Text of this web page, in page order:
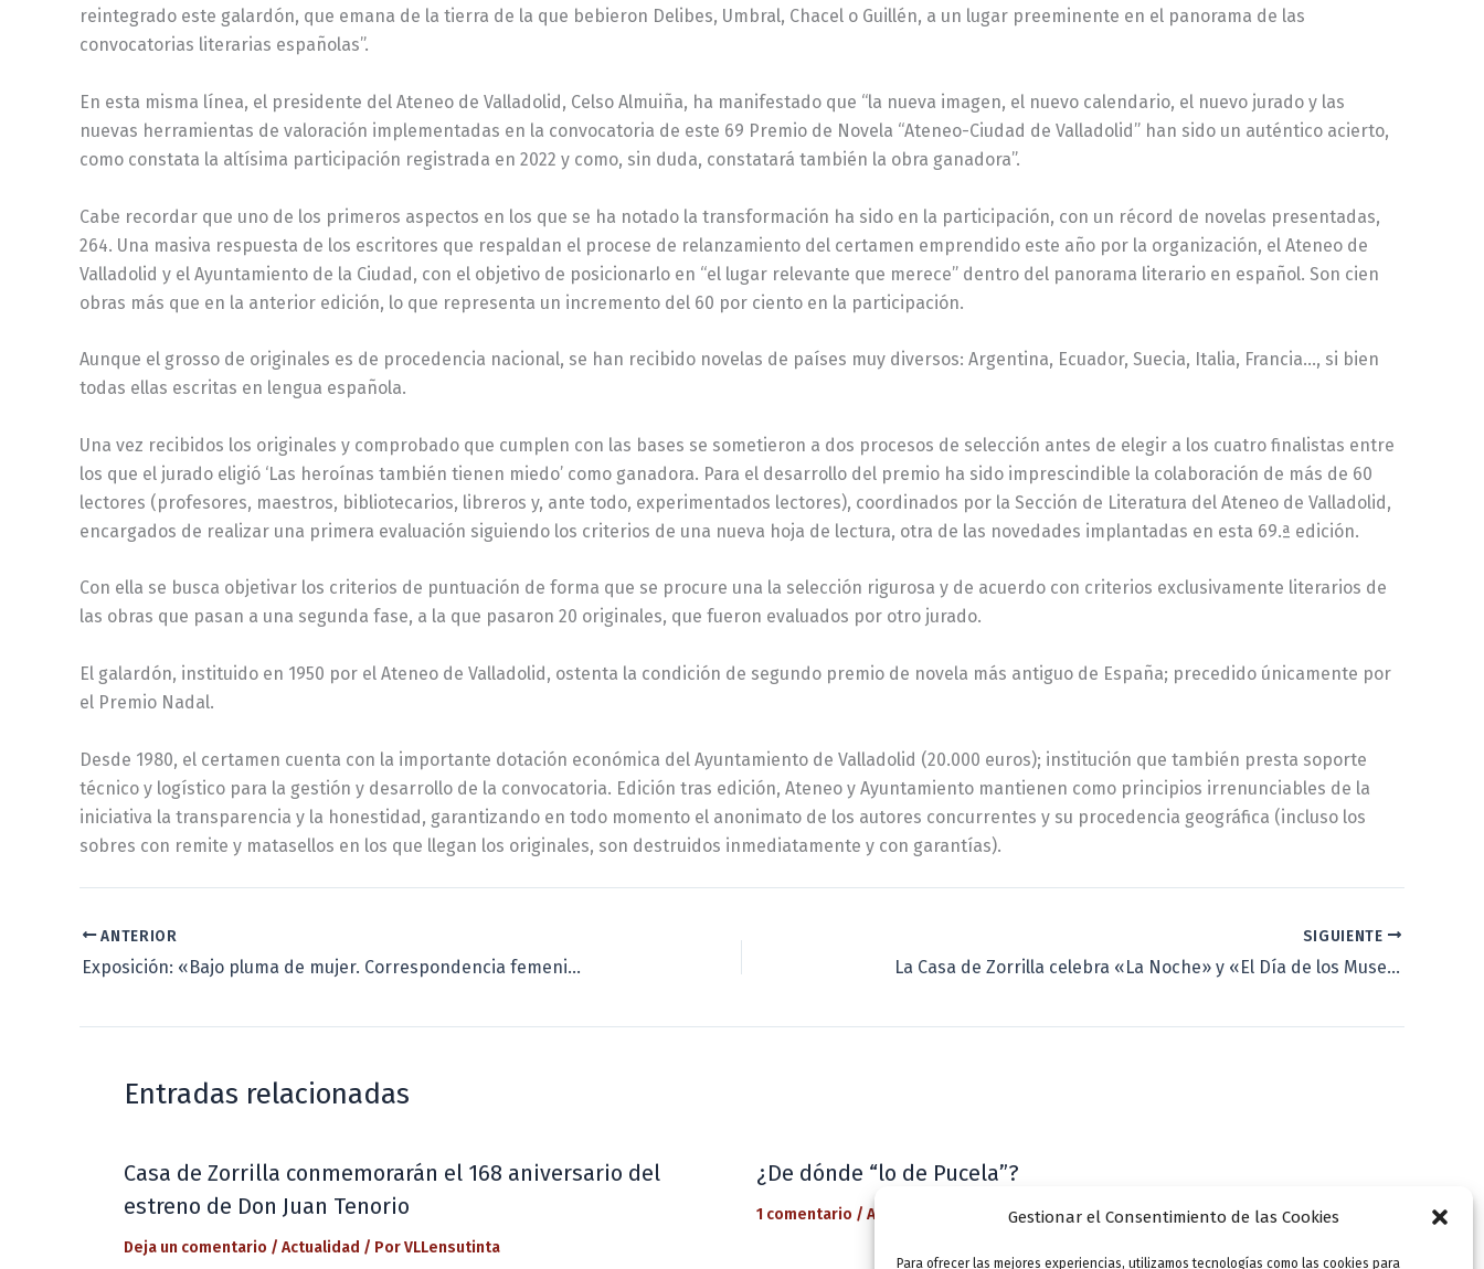
Gestionar el Consentimiento de las Cookies
Para ofrecer las mejores experiencias, utilizamos tecnologías como las cookies para
reintegrado este galardón, que emana de la tierra de la que bebieron Delibes, Umbral, Chacel o Guillén, a un lugar preeminente en el panorama de las
convocatorias literarias españolas”.
En esta misma línea, el presidente del Ateneo de Valladolid, Celso Almuiña, ha manifestado que “la nueva imagen, el nuevo calendario, el nuevo jurado y las
nuevas herramientas de valoración implementadas en la convocatoria de este 69 Premio de Novela “Ateneo-Ciudad de Valladolid” han sido un auténtico acierto,
como constata la altísima participación registrada en 2022 y como, sin duda, constatará también la obra ganadora”.
Cabe recordar que uno de los primeros aspectos en los que se ha notado la transformación ha sido en la participación, con un récord de novelas presentadas,
264. Una masiva respuesta de los escritores que respaldan el procese de relanzamiento del certamen emprendido este año por la organización, el Ateneo de
Valladolid y el Ayuntamiento de la Ciudad, con el objetivo de posicionarlo en “el lugar relevante que merece” dentro del panorama literario en español. Son cien
obras más que en la anterior edición, lo que representa un incremento del 60 por ciento en la participación.
Aunque el grosso de originales es de procedencia nacional, se han recibido novelas de países muy diversos: Argentina, Ecuador, Suecia, Italia, Francia…, si bien
todas ellas escritas en lengua española.
Una vez recibidos los originales y comprobado que cumplen con las bases se sometieron a dos procesos de selección antes de elegir a los cuatro finalistas entre
los que el jurado eligió ‘Las heroínas también tienen miedo’ como ganadora. Para el desarrollo del premio ha sido imprescindible la colaboración de más de 60
lectores (profesores, maestros, bibliotecarios, libreros y, ante todo, experimentados lectores), coordinados por la Sección de Literatura del Ateneo de Valladolid,
encargados de realizar una primera evaluación siguiendo los criterios de una nueva hoja de lectura, otra de las novedades implantadas en esta 69.ª edición.
Con ella se busca objetivar los criterios de puntuación de forma que se procure una la selección rigurosa y de acuerdo con criterios exclusivamente literarios de
las obras que pasan a una segunda fase, a la que pasaron 20 originales, que fueron evaluados por otro jurado.
El galardón, instituido en 1950 por el Ateneo de Valladolid, ostenta la condición de segundo premio de novela más antiguo de España; precedido únicamente por
el Premio Nadal.
Desde 1980, el certamen cuenta con la importante dotación económica del Ayuntamiento de Valladolid (20.000 euros); institución que también presta soporte
técnico y logístico para la gestión y desarrollo de la convocatoria. Edición tras edición, Ateneo y Ayuntamiento mantienen como principios irrenunciables de la
iniciativa la transparencia y la honestidad, garantizando en todo momento el anonimato de los autores concurrentes y su procedencia geográfica (incluso los
sobres con remite y matasellos en los que llegan los originales, son destruidos inmediatamente y con garantías).
ANTERIOR
Exposición: «Bajo pluma de mujer. Correspondencia femenina de Miguel de Unamuno»
SIGUIENTE
La Casa de Zorrilla celebra «La Noche» y «El Día de los Museos» 2022
Entradas relacionadas
Casa de Zorrilla conmemorarán el 168 aniversario del
estreno de Don Juan Tenorio
Deja un comentario / Actualidad / PorVLLensutinta
¿De dónde “lo de Pucela”?
1 comentario / Actualidad VLLensutinta